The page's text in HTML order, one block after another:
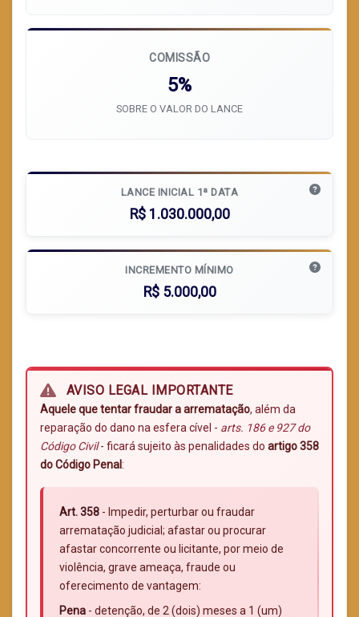
COMISSÃO
5%
SOBRE O VALOR DO LANCE
LANCE INICIAL 1ª DATA
R$ 1.030.000,00
INCREMENTO MÍNIMO
R$ 5.000,00
AVISO LEGAL IMPORTANTE
Aquele que tentar fraudar a arrematação, além da
reparação do dano na esfera cível - arts. 186 e 927 do
Código Civil- ficará sujeito às penalidades do artigo 358
do Código Penal:
Art. 358 - Impedir, perturbar ou fraudar
arrematação judicial; afastar ou procurar
afastar concorrente ou licitante, por meio de
violência, grave ameaça, fraude ou
oferecimento de vantagem:
Pena - detenção, de 2 (dois) meses a 1 (um)